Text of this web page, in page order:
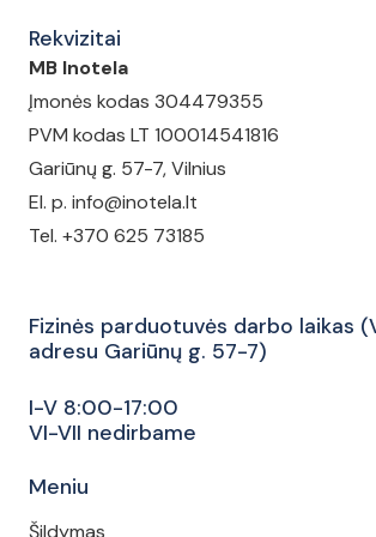
Rekvizitai
MB Inotela
Įmonės kodas 304479355
PVM kodas LT 100014541816
Gariūnų g. 57-7, Vilnius
El. p. info@inotela.lt
Tel. +370 625 73185
Fizinės parduotuvės darbo laikas
adresu Gariūnų g. 57-7)
I-V 8:00-17:00
VI-VII nedirbame
Meniu
Šildymas